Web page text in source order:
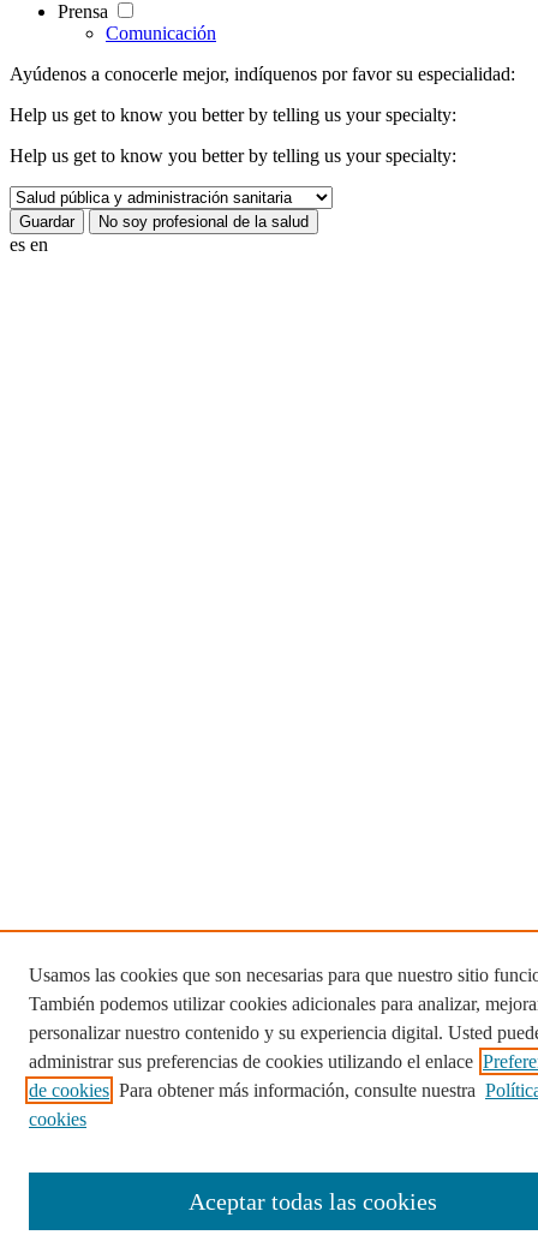
Prensa
Comunicación
Ayúdenos a conocerle mejor, indíquenos por favor su especialidad:
Help us get to know you better by telling us your specialty:
Help us get to know you better by telling us your specialty:
es en
Usamos las cookies que son necesarias para que nuestro sitio
También podemos utilizar cookies adicionales para analizar,
personalizar nuestro contenido y su experiencia digital. Usted
administrar sus preferencias de cookies utilizando el enlace
de cookies . Para obtener más información, consulte nuestra
cookies
Aceptar todas las cookies